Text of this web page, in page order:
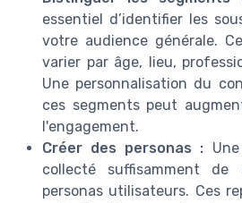
essentiel d’identifier les
votre audience générale.
varier par âge, lieu,
Une personnalisation du
ces segments peut
l'engagement.
Créer des personas :
collecté suffisamment de
personas utilisateurs. Ces